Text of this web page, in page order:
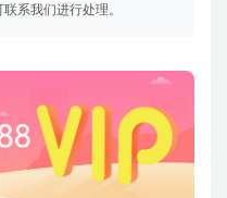
系我们进行处理。